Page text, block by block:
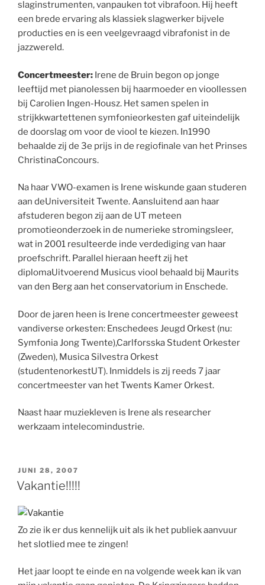
slaginstrumenten, vanpauken tot vibrafoon. Hij heeft
een brede ervaring als klassiek slagwerker bijvele
producties en is een veelgevraagd vibrafonist in de
jazzwereld.
Concertmeester: Irene de Bruin begon op jonge
leeftijd met pianolessen bij haarmoeder en vioollessen
bij Carolien Ingen-Housz. Het samen spelen in
strijkkwartettenen symfonieorkesten gaf uiteindelijk
de doorslag om voor de viool te kiezen. In1990
behaalde zij de 3e prijs in de regiofinale van het Prinses
ChristinaConcours.
Na haar VWO-examen is Irene wiskunde gaan studeren
aan deUniversiteit Twente. Aansluitend aan haar
afstuderen begon zij aan de UT meteen
promotieonderzoek in de numerieke stromingsleer,
wat in 2001 resulteerde inde verdediging van haar
proefschrift. Parallel hieraan heeft zij het
diplomaUitvoerend Musicus viool behaald bij Maurits
van den Berg aan het conservatorium in Enschede.
Door de jaren heen is Irene concertmeester geweest
vandiverse orkesten: Enschedees Jeugd Orkest (nu:
Symfonia Jong Twente),Carlforsska Student Orkester
(Zweden), Musica Silvestra Orkest
(studentenorkestUT). Inmiddels is zij reeds 7 jaar
concertmeester van het Twents Kamer Orkest.
Naast haar muziekleven is Irene als researcher
werkzaam intelecomindustrie.
GEPLAATST
OP
JUNI 28, 2007
Vakantie!!!!!
Zo zie ik er dus kennelijk uit als ik het publiek aanvuur
het slotlied mee te zingen!
Het jaar loopt te einde en na volgende week kan ik van